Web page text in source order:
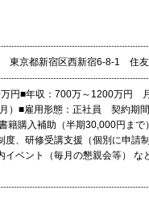
東京都新宿区西新宿6-8-1 住
万円■年収：700万～1200万
）■雇用形態：正社員 契約期
籍購入補助（半期30,000円ま
度、研修受講支援（個別に申請
イベント（毎月の懇親会等）